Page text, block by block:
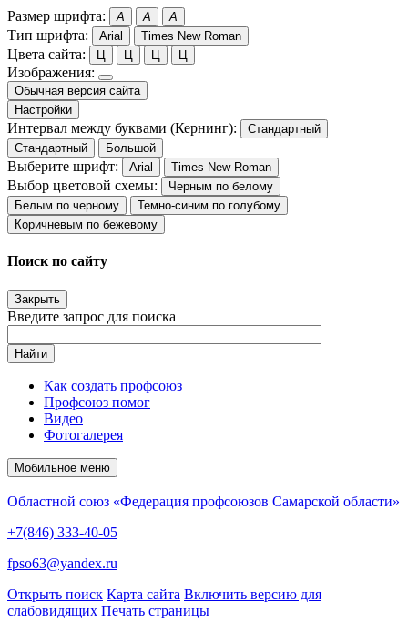
Размер шрифта: A A A
Тип шрифта: Arial Times New Roman
Цвета сайта: Ц Ц Ц Ц
Изображения:
Обычная версия сайта
Настройки
Интервал между буквами (Кернинг):
Стандартный
Стандартный
Большой
Выберите шрифт: Arial Times New Roman
Выбор цветовой схемы:
Черным по белому
Белым по черному
Темно-синим по голубому
Коричневым по бежевому
Поиск по сайту
Закрыть
Введите запрос для поиска
Найти
Как создать профсоюз
Профсоюз помог
Видео
Фотогалерея
Мобильное меню
Областной союз «Федерация профсоюзов Самарской области»
+7(846) 333-40-05
fpso63@yandex.ru
Открыть поиск Карта сайта Включить версию для
слабовидящих Печать страницы